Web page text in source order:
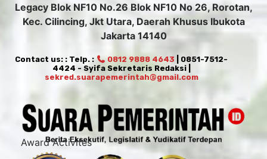
Legacy Blok NF10 No.26 Blok NF10 No 26, Rorotan,
Kec. Cilincing, Jkt Utara, Daerah Khusus Ibukota
Jakarta 14140
Contact us: : Telp. : 0812 9888 4643 | 0851-7512-
4424 - Syifa Sekretaris Redaksi |
sekred.suarapemerintah@gmail.com
Award Activites